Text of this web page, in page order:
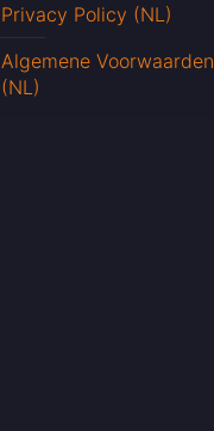
Privacy Policy (NL)
Algemene Voorwaarden
(NL)